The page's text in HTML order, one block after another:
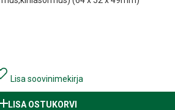
Lisa soovinimekirja
LISA OSTUKORVI